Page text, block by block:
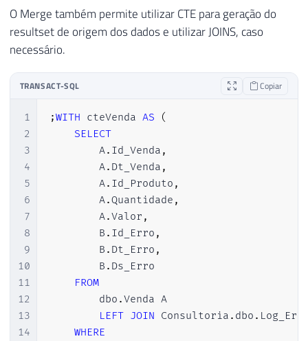
O Merge também permite utilizar CTE para geração do
resultset de origem dos dados e utilizar JOINS, caso
necessário.
TRANSACT-SQL Copiar
1
2
3
4
5
6
7
8
9
10
11
12
13
14
;WITH cteVenda AS
(
SELECT
        A
. Id_Venda ,
        A
. Dt_Venda ,
        A
. Id_Produto ,
        A
.Quantidade ,
        A
.Valor ,
        B
. Id_Erro ,
        B
. Dt_Erro ,
        B
. Ds_Erro
FROM
        dbo
.Venda A
LEFT JOIN Consultoria . dbo .
WHERE